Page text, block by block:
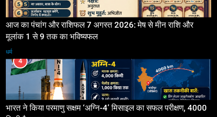
आज का पंचांग और राशिफल 7 अगस्त 2026: मेष से मीन राशि और
मूलांक 1 से 9 तक का भविष्यफल
धर्म
4
भारत ने किया परमाणु सक्षम ‘अग्नि-4’ मिसाइल का सफल परीक्षण, 4000